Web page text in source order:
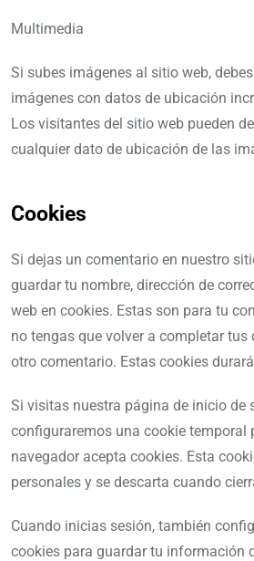
Multimedia
Si subes imágenes al sitio web,
imágenes con datos de ubicación
Los visitantes del sitio web pueden
cualquier dato de ubicación de las
Cookies
Si dejas un comentario en nuestro
guardar tu nombre, dirección de
web en cookies. Estas son para tu
no tengas que volver a completar tus
otro comentario. Estas cookies
Si visitas nuestra página de inicio de
configuraremos una cookie temporal
navegador acepta cookies. Esta
personales y se descarta cuando
Cuando inicias sesión, también
cookies para guardar tu información